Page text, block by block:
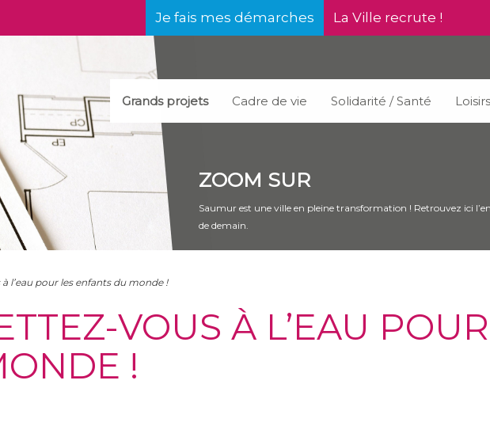
Je fais mes démarches La Ville recrute !
Grands projets Cadre de vie Solidarité / Santé Loisirs
ZOOM SUR
Saumur est une ville en pleine transformation ! Retrouvez ici
de demain.
l’eau pour les enfants du monde !
VOUS À L’EAU
!